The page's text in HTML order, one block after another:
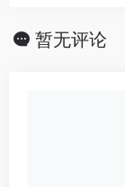
暂无评论